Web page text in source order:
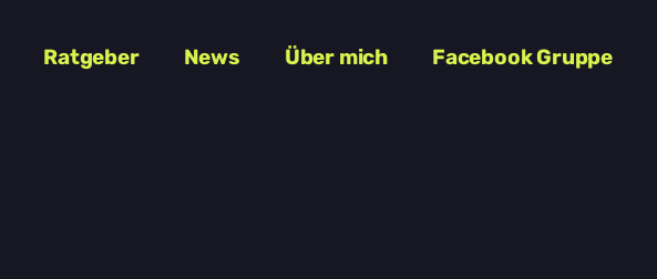
Ratgeber News Über mich Facebook Gruppe